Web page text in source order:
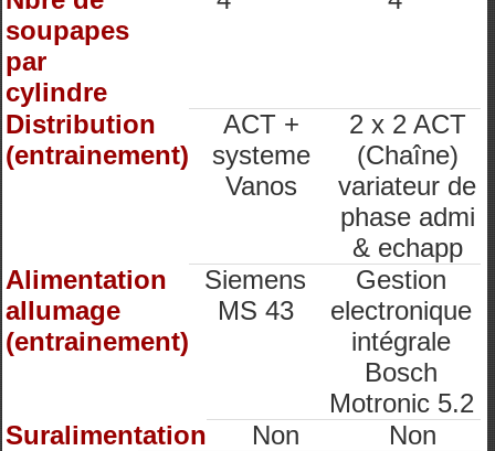
soupapes
par
cylindre
Distribution
(entrainement)
ACT +
systeme
Vanos
2 x 2 ACT
(Chaîne)
variateur de
phase admi
& echapp
Alimentation
allumage
(entrainement)
Siemens
MS 43
Gestion
electronique
intégrale
Bosch
Motronic 5.2
Suralimentation
Non
Non